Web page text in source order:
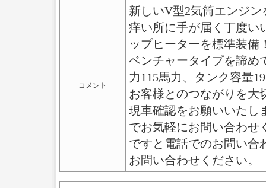
コメント
新しいV型2気筒エンジ
痒い所に手が届く丁度い
ップヒーターを標準装備
ベンチャータイプを諦め
力115馬力、タンク容量
お客様とのつながりを大
現車確認をお願いいたし
でお気軽にお問い合わせ
ですと電話でのお問い合
お問い合わせください。